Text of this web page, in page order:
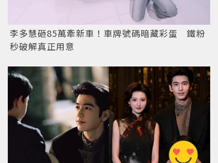
李多慧砸85萬牽新車！車牌號碼暗藏彩蛋 鐵粉
秒破解真正用意